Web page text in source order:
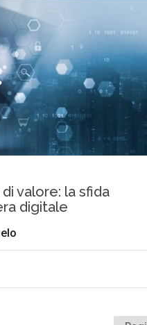
valore: la sfida
digitale